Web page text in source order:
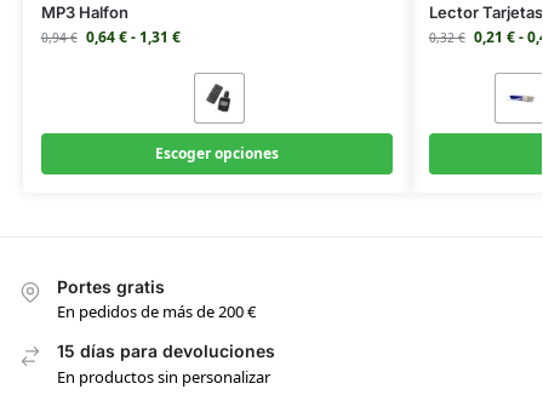
MP3 Halfon
0,94€ 0,64€- 1,31 €
Escoger opciones
Lector
0,32€ 0,21 €-
Portes gratis
En pedidos de más de 200 €
15 días para devoluciones
En productos sin personalizar